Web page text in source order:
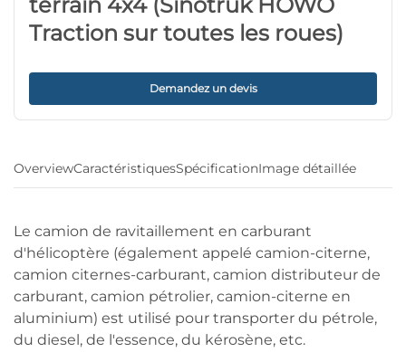
Traction sur toutes les roues)
Demandez un devis
OverviewCaractéristiquesSpécificationImage détaillée
Le camion de ravitaillement en carburant
d'hélicoptère (également appelé camion-citerne,
camion citernes-carburant, camion distributeur de
carburant, camion pétrolier, camion-citerne en
aluminium) est utilisé pour transporter du pétrole,
du diesel, de l'essence, du kérosène, etc.